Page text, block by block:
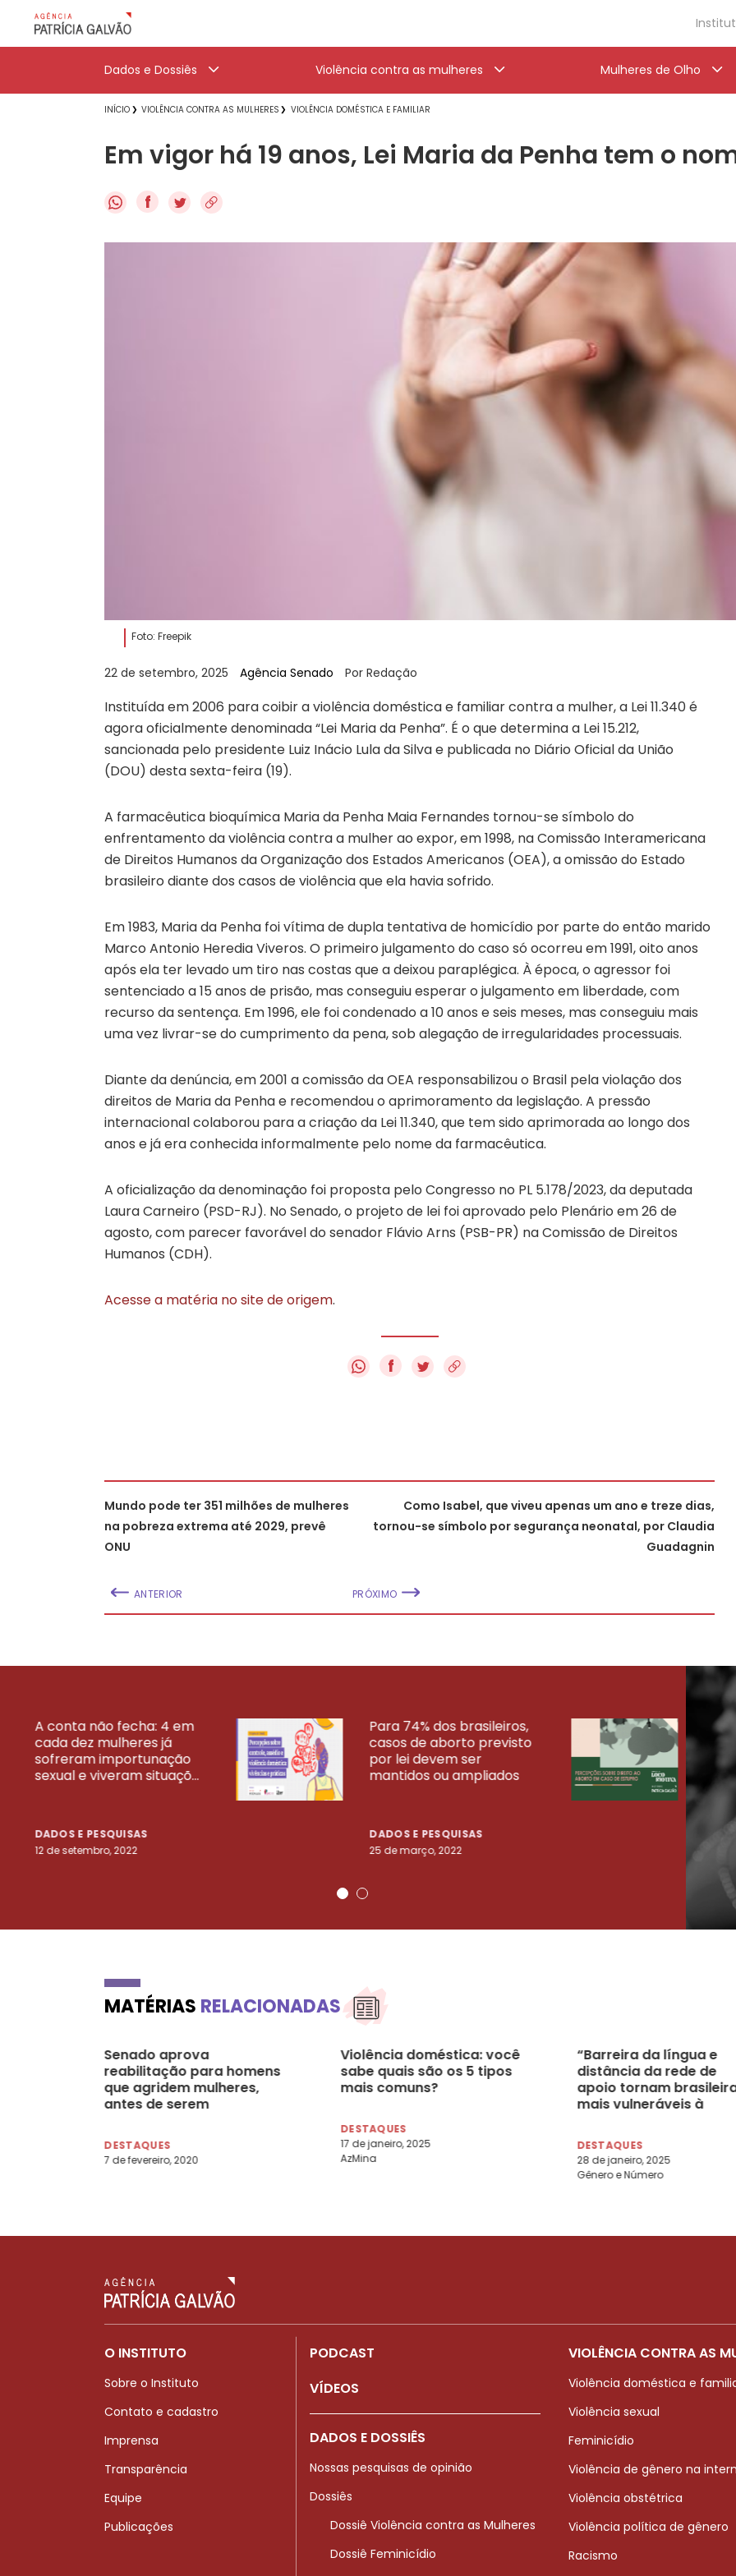
Dados e Dossiês Violência contra as mulheres Mulheres de Olho
INÍCIO VIOLÊNCIA CONTRA AS MULHERES VIOLÊNCIA DOMÉSTICA E FAMILIAR
Em vigor há 19 anos, Lei Maria da Penha tem o
f
Foto: Freepik
22 de setembro, 2025 Agência Senado Por Redação
Instituída em 2006 para coibir a violência doméstica e familiar contra a mulher, a Lei 11.340 é
agora oficialmente denominada “Lei Maria da Penha”. É o que determina a Lei 15.212,
sancionada pelo presidente Luiz Inácio Lula da Silva e publicada no Diário Oficial da União
(DOU) desta sexta-feira (19).
A farmacêutica bioquímica Maria da Penha Maia Fernandes tornou-se símbolo do
enfrentamento da violência contra a mulher ao expor, em 1998, na Comissão Interamericana
de Direitos Humanos da Organização dos Estados Americanos (OEA), a omissão do Estado
brasileiro diante dos casos de violência que ela havia sofrido.
Em 1983, Maria da Penha foi vítima de dupla tentativa de homicídio por parte do então marido
Marco Antonio Heredia Viveros. O primeiro julgamento do caso só ocorreu em 1991, oito anos
após ela ter levado um tiro nas costas que a deixou paraplégica. À época, o agressor foi
sentenciado a 15 anos de prisão, mas conseguiu esperar o julgamento em liberdade, com
recurso da sentença. Em 1996, ele foi condenado a 10 anos e seis meses, mas conseguiu mais
uma vez livrar-se do cumprimento da pena, sob alegação de irregularidades processuais.
Diante da denúncia, em 2001 a comissão da OEA responsabilizou o Brasil pela violação dos
direitos de Maria da Penha e recomendou o aprimoramento da legislação. A pressão
internacional colaborou para a criação da Lei 11.340, que tem sido aprimorada ao longo dos
anos e já era conhecida informalmente pelo nome da farmacêutica.
A oficialização da denominação foi proposta pelo Congresso no PL 5.178/2023, da deputada
Laura Carneiro (PSD-RJ). No Senado, o projeto de lei foi aprovado pelo Plenário em 26 de
agosto, com parecer favorável do senador Flávio Arns (PSB-PR) na Comissão de Direitos
Humanos (CDH).
Acesse a matéria no site de origem.
f
Mundo pode ter 351 milhões de mulheres
na pobreza extrema até 2029, prevê
ONU
ANTERIOR
Como Isabel, que viveu apenas um ano e treze dias,
tornou-se símbolo por segurança neonatal, por Claudia
Guadagnin
PRÓXIMO
A conta não fecha: 4 em
cada dez mulheres já
sofreram importunação
sexual e viveram situaçõ...
DADOS E PESQUISAS
12 de setembro, 2022
Para 74% dos brasileiros,
casos de aborto previsto
por lei devem ser
mantidos ou ampliados
DADOS E PESQUISAS
25 de março, 2022
23
VEJA MAIS PESQUISAS
MATÉRIAS RELACIONADAS
Senado aprova
reabilitação para homens
que agridem mulheres,
antes de serem
DESTAQUES
7 de fevereiro, 2020
Violência doméstica: você
sabe quais são os 5 tipos
mais comuns?
DESTAQUES
17 de janeiro, 2025
AzMina
“Barreira da língua e
distância da rede de
apoio tornam
mais vulneráveis à
Possi, advogada
especialista em Direito
DESTAQUES
28 de janeiro, 2025
Gênero e Número
O INSTITUTO
Sobre o Instituto
Contato e cadastro
Imprensa
Transparência
Equipe
Publicações
PODCAST
VÍDEOS
DADOS E DOSSIÊS
Nossas pesquisas de opinião
Dossiês
Dossiê Violência contra as Mulheres
Dossiê Feminicídio
VIOLÊNCIA CONTRA AS
Violência doméstica e
Violência sexual
Feminicídio
Violência de gênero na
Violência obstétrica
Violência política de gênero
Racismo